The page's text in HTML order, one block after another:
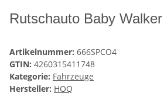
Rutschauto Baby
Artikelnummer: 666SPCO4
GTIN: 4260315411748
Kategorie: Fahrzeuge
Hersteller: HOQ